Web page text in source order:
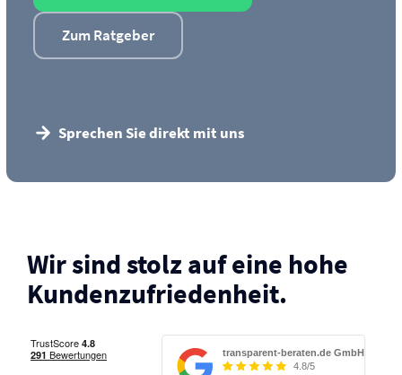
Zum Ratgeber
Sprechen Sie direkt mit uns
Wir sind stolz auf eine hohe
Kunden­zufriedenheit.